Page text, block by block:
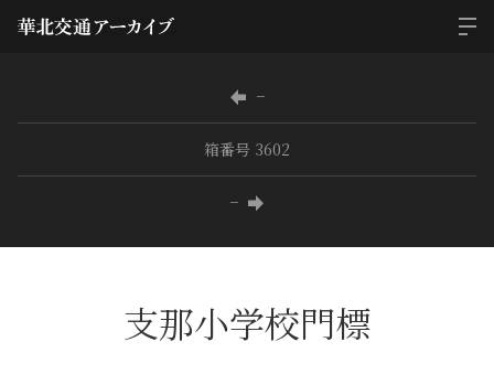
−
箱番号 3602
−
支那小学校門標